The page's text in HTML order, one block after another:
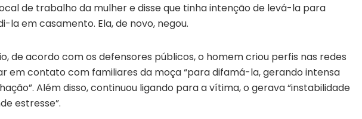
de trabalho da mulher e disse que tinha intenção de levá-la para
la em casamento. Ela, de novo, negou.
de acordo com os defensores públicos, o homem criou perfis nas redes
em contato com familiares da moça “para difamá-la, gerando intensa
Além disso, continuou ligando para a vítima, o gerava “instabilidade
estresse”.